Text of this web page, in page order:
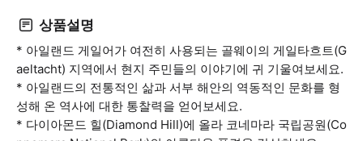
상품설명
* 아일랜드 게일어가 여전히 사용되는 골웨이의 게일타흐트(G
aeltacht) 지역에서 현지 주민들의 이야기에 귀 기울여보세요.
* 아일랜드의 전통적인 삶과 서부 해안의 역동적인 문화를 형
성해 온 역사에 대한 통찰력을 얻어보세요.
* 다이아몬드 힐(Diamond Hill)에 올라 코네마라 국립공원(Co